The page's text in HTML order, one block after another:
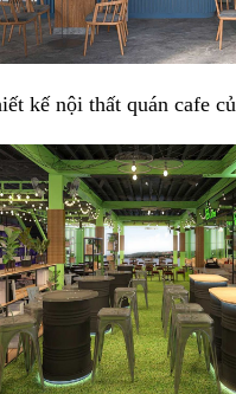
kế nội thất quán cafe